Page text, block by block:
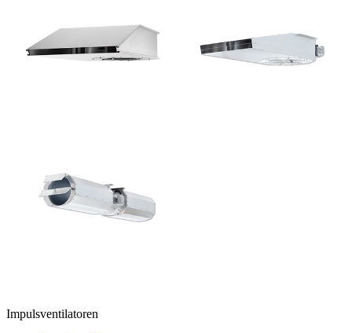
Impulsventilatoren